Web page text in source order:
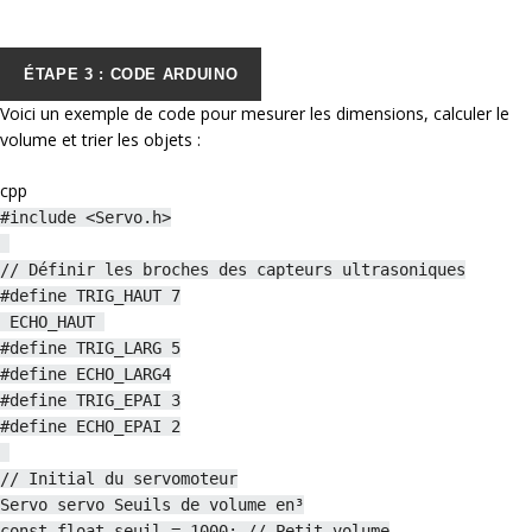
ÉTAPE 3 : CODE ARDUINO
Voici un exemple de code pour mesurer les dimensions, calculer le
volume et trier les objets :
cpp
#include <Servo.h>
// Définir les broches des capteurs ultrasoniques
#define TRIG_HAUT 7
ECHO_HAUT
#define TRIG_LARG 5
#define ECHO_LARG4
#define TRIG_EPAI 3
#define ECHO_EPAI 2
// Initial du servomoteur
Servo servo Seuils de volume en³